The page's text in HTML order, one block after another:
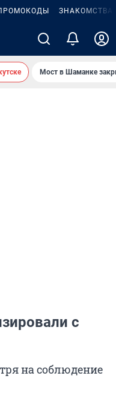
ЗНАКОМСТВА
Мост в Шаманке
с
на соблюдение